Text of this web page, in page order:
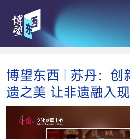
博望东西 | 苏丹：创
遗之美 让非遗融入